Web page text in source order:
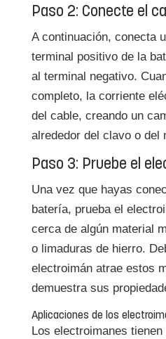
Paso 2: Conecte el
A continuación, conecta
terminal positivo de la
al terminal negativo.
completo, la corriente
del cable, creando un
alrededor del clavo o del
Paso 3: Pruebe el
Una vez que hayas
batería, prueba el
cerca de algún material
o limaduras de hierro.
electroimán atrae estos
demuestra sus
Aplicaciones de los
Los electroimanes